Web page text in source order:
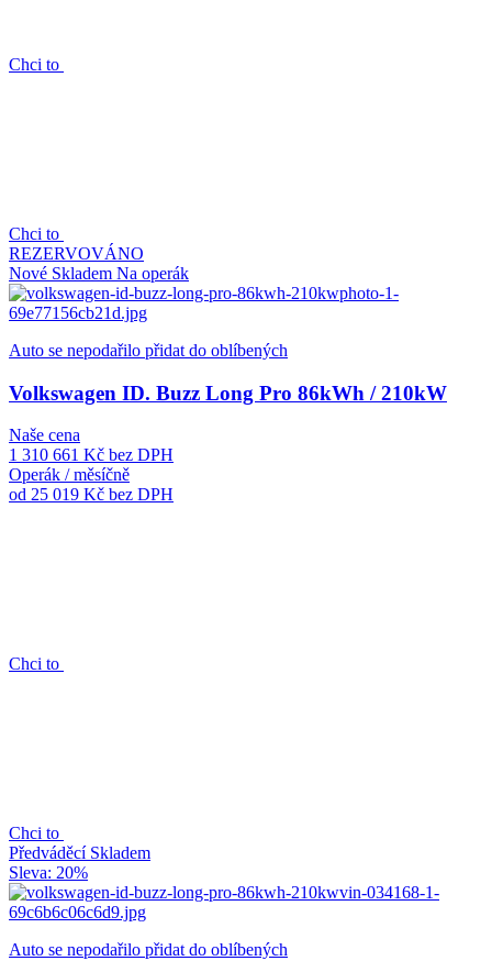
Chci to
Chci to
REZERVOVÁNO
Nové Skladem Na operák
Auto se nepodařilo přidat do oblíbených
Volkswagen ID. Buzz Long Pro 86kWh / 210kW
Naše cena
1 310 661 Kč bez DPH
Operák / měsíčně
od 25 019 Kč bez DPH
Chci to
Chci to
Předváděcí Skladem
Sleva: 20%
Auto se nepodařilo přidat do oblíbených